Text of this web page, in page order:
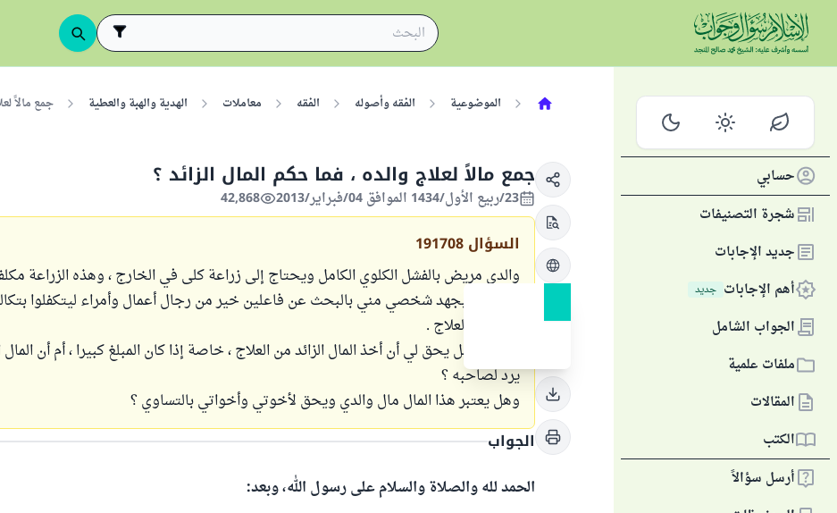
حسابي
شجرة التصنيفات
جديد الإجابات
أهم الإجابات جديد
الجواب الشامل
ملفات علمية
المقالات
الكتب
أرسل سؤالاً
الموضوعية الفقه وأصوله الفقه معاملات الهدية والهبة والعطية جمع مالاً
جمع مالاً لعلاج والده ، فما حكم المال الزائد ؟
23/ربيع الأول/1434 الموافق 04/فبراير/2013 42,868
السؤال 191708
والدي مريض بالفشل الكلوي الكامل ويحتاج إلى زراعة كلى في الخارج ، وهذه الزراعة
فقمت أنا بجهد شخصي مني بالبحث عن فاعلين خير من رجال أعمال وأمراء ليتكفلوا
الزراعة والعلاج .
سؤالي : هل يحق لي أن أخذ المال الزائد من العلاج ، خاصة إذا كان المبلغ كبيرا ، أم أن المال
يرد لصاحبه ؟
وهل يعتبر هذا المال مال والدي ويحق لأخوتي وأخواتي بالتساوي ؟
الجواب
الحمد لله والصلاة والسلام على رسول الله، وبعد: